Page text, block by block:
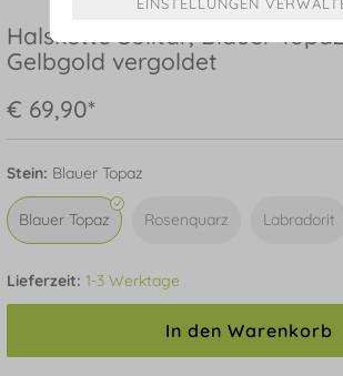
Halskette Solitär, Blauer
Gelbgold vergoldet
€ 69,90*
Stein: Blauer Topaz
Blauer Topaz Rosenquarz Labradorit
Lieferzeit: 1-3 Werktage
In den Warenkorb